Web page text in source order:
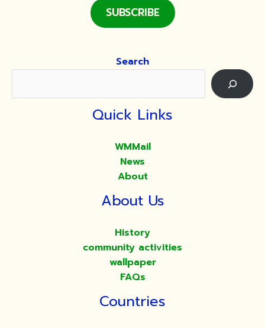
SUBSCRIBE
Search
Quick Links
WMMail
News
About
About Us
History
community activities
wallpaper
FAQs
Countries